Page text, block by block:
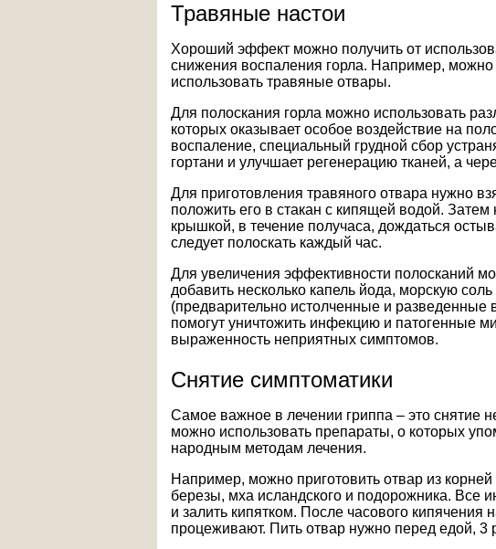
Травяные настои
Хороший эффект можно получить от
снижения воспаления горла. Например,
использовать травяные отвары.
Для полоскания горла можно использовать
которых оказывает особое воздействие на
воспаление, специальный грудной сбор
гортани и улучшает регенерацию тканей, а
Для приготовления травяного отвара нужно
положить его в стакан с кипящей водой.
крышкой, в течение получаса, дождаться
следует полоскать каждый час.
Для увеличения эффективности полосканий
добавить несколько капель йода, морскую
(предварительно истолченные и
помогут уничтожить инфекцию и патогенные
выраженность неприятных симптомов.
Снятие симптоматики
Самое важное в лечении гриппа – это снятие
можно использовать препараты, о которых
народным методам лечения.
Например, можно приготовить отвар из
березы, мха исландского и подорожника. Все
и залить кипятком. После часового кипячения
процеживают. Пить отвар нужно перед едой, 3